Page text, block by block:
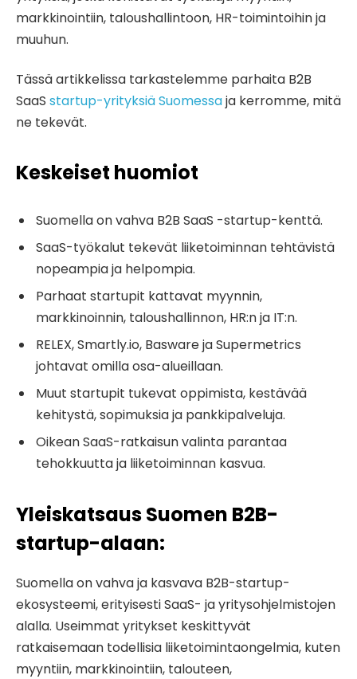
markkinointiin, taloushallintoon, HR-toimintoihin ja
muuhun.
Tässä artikkelissa tarkastelemme parhaita B2B
SaaS startup-yrityksiä Suomessaja kerromme, mitä
ne tekevät.
Keskeiset huomiot
Suomella on vahva B2B SaaS -startup-kenttä.
SaaS-työkalut tekevät liiketoiminnan tehtävistä
nopeampia ja helpompia.
Parhaat startupit kattavat myynnin,
markkinoinnin, taloushallinnon, HR:n ja IT:n.
RELEX, Smartly.io, Basware ja Supermetrics
johtavat omilla osa-alueillaan.
Muut startupit tukevat oppimista, kestävää
kehitystä, sopimuksia ja pankkipalveluja.
Oikean SaaS-ratkaisun valinta parantaa
tehokkuutta ja liiketoiminnan kasvua.
Yleiskatsaus Suomen B2B-
startup-alaan:
Suomella on vahva ja kasvava B2B-startup-
ekosysteemi, erityisesti SaaS- ja yritysohjelmistojen
alalla. Useimmat yritykset keskittyvät
ratkaisemaan todellisia liiketoimintaongelmia, kuten
myyntiin, markkinointiin, talouteen,